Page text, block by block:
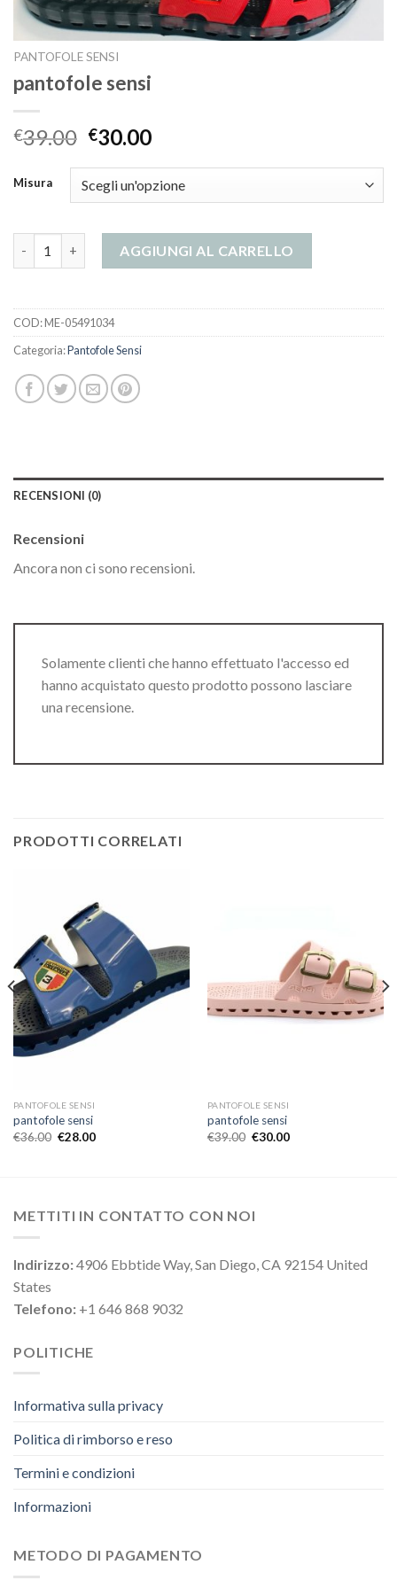
PANTOFOLE SENSI
pantofole sensi
€39.00 €30.00
Misura
AGGIUNGI AL CARRELLO
COD:ME-05491034
Categoria:Pantofole Sensi
RECENSIONI (0)
Recensioni
Ancora non ci sono recensioni.
Solamente clienti che hanno effettuato l'accesso ed
hanno acquistato questo prodotto possono lasciare
una recensione.
PRODOTTI CORRELATI
PANTOFOLE SENSI
pantofole sensi
€36.00 €28.00
PANTOFOLE SENSI
pantofole sensi
€39.00 €30.00
METTITI IN CONTATTO CON NOI
Indirizzo:4906 Ebbtide Way, San Diego, CA 92154 United
States
Telefono: +1 646 868 9032
POLITICHE
Informativa sulla privacy
Politica di rimborso e reso
Termini e condizioni
Informazioni
METODO DI PAGAMENTO